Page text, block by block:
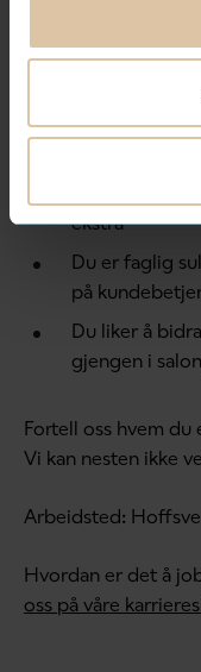
Hva håper vi
ekstra
Du er faglig
på
Du liker å
gjengen i
Fortell oss hvem du
Vi kan nesten ikke
Arbeidsted:
Hvordan er det å
oss på våre